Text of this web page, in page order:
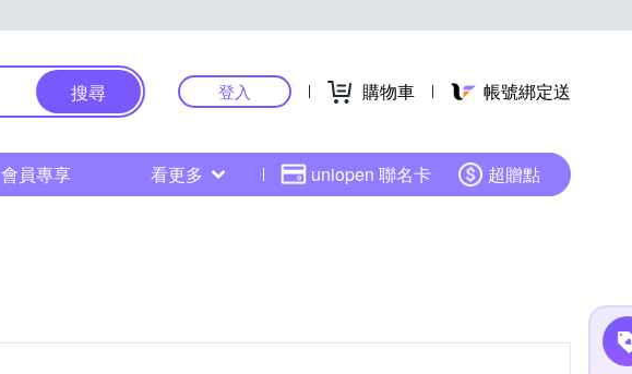
搜尋 登入 購物車 帳號綁定送
會員專享 看更多 uniopen 聯名卡 超贈點